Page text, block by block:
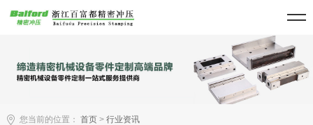
您当前的位置： 首页 > 行业资讯